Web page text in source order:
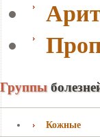
Группы
Кожные